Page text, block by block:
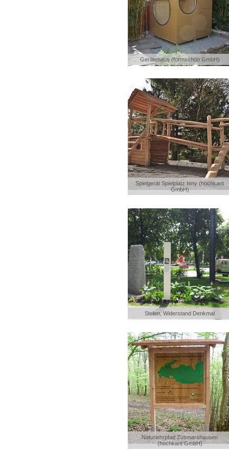
Gerätehaus (formschön GmbH)
Spielgerät Spielplatz Isny (hochkant
GmbH)
Stelen, Widerstand Denkmal
Naturlehrpfad Zusmarshausen
(hochkant GmbH)